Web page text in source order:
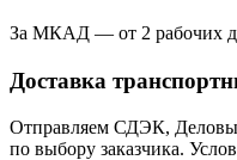
За МКАД — от 2 рабочих
Доставка
Отправляем СДЭК,
по выбору заказчика.